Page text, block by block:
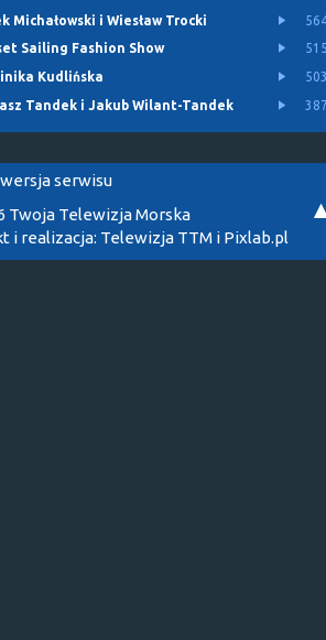
Michałowski i Wiesław Trocki
Sailing Fashion Show
Kudlińska
Tandek i Jakub Wilant-Tandek
wersja serwisu
Twoja Telewizja Morska
i realizacja: Telewizja TTM i Pixlab.pl